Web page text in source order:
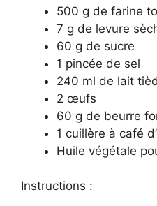
500 g de farine
7 g de levure
60 g de sucre
1 pincée de sel
240 ml de lait
2 œufs
60 g de beurre
1 cuillère à café
Huile végétale
Instructions :